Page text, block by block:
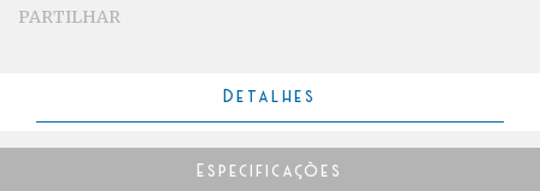
PARTILHAR
Detalhes
Especificações